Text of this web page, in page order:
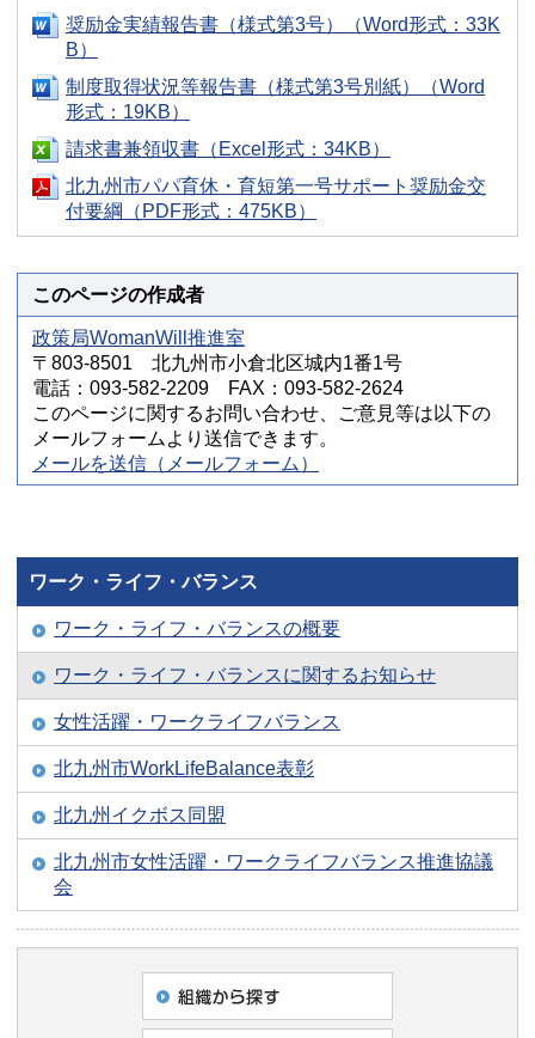
奨励金実績報告書（様式第3号）（Word形式：33K
B）
制度取得状況等報告書（様式第3号別紙）（Word
形式：19KB）
請求書兼領収書（Excel形式：34KB）
北九州市パパ育休・育短第一号サポート奨励金交
付要綱（PDF形式：475KB）
このページの作成者
政策局WomanWill推進室
〒803-8501 北九州市小倉北区城内1番1号
電話：093-582-2209 FAX：093-582-2624
このページに関するお問い合わせ、ご意見等は以下の
メールフォームより送信できます。
メールを送信（メールフォーム）
ワーク・ライフ・バランス
ワーク・ライフ・バランスの概要
ワーク・ライフ・バランスに関するお知らせ
女性活躍・ワークライフバランス
北九州市WorkLifeBalance表彰
北九州イクボス同盟
北九州市女性活躍・ワークライフバランス推進協議
会